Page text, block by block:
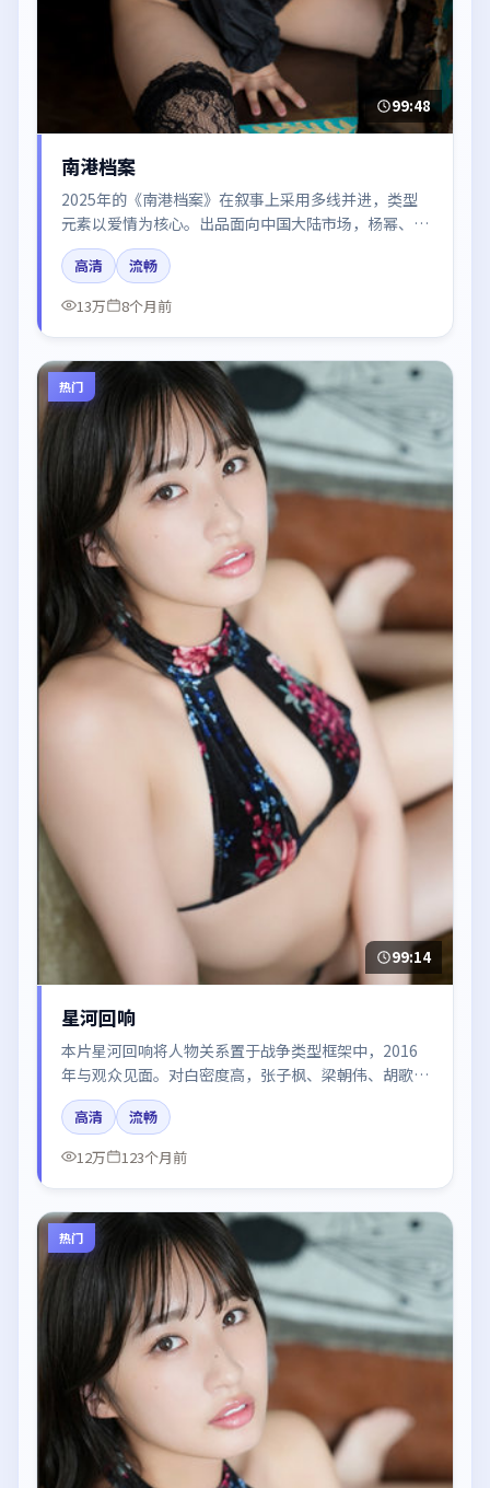
99:48
南港档案
2025年的《南港档案》在叙事上采用多线并进，类型
元素以爱情为核心。出品面向中国大陆市场，杨幂、秦
海璐、咏梅、刘亦菲所饰角色推动关键反转，结尾留白
引发讨论。
高清
流畅
13万
8个月前
热门
99:14
星河回响
本片星河回响将人物关系置于战争类型框架中，2016
年与观众见面。对白密度高，张子枫、梁朝伟、胡歌的
台词节奏值得关注；整体气质偏韩国都市与冷色调摄
影。
高清
流畅
12万
123个月前
热门